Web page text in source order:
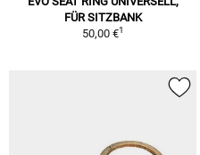
FÜR SITZBANK
50,00 €1